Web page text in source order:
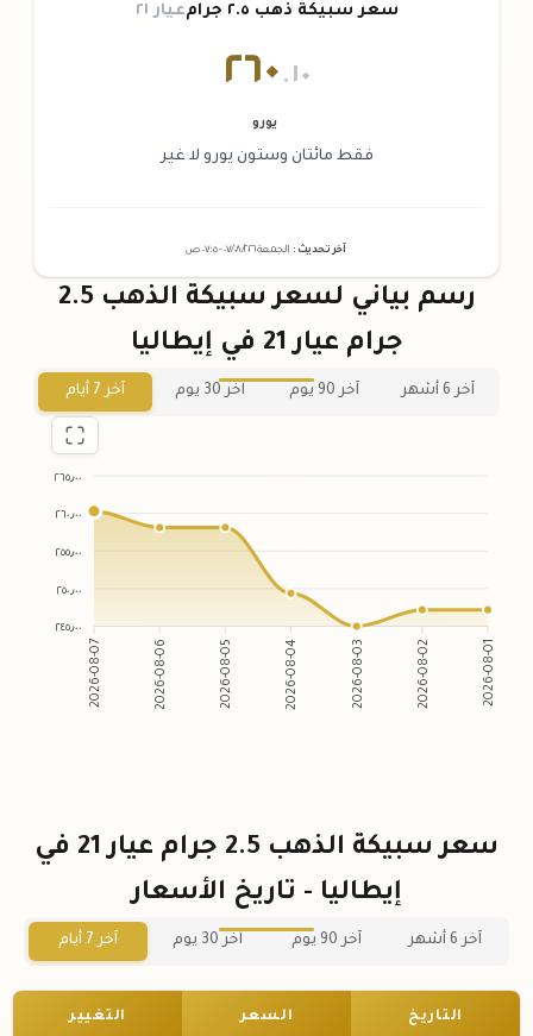
سعر سبيكة ذهب ٢.٥ جرام عيار ٢١
٢٦٠ .١٠
يورو
فقط مائتان وستون يورو لا غير
آخر تحديث : الجمعة ٠٧ /٠٨/٢٠٢٦ - ٠٧:٠٥ ص
رسم بياني لسعر سبيكة الذهب 2.5
جرام عيار 21 في إيطاليا
آخر 6 أشهر آخر 90 يوم آخر 30 يوم آخر 7 أيام
٢٦٥٫٠٠
٢٦٠٫٠٠
٢٥٥٫٠٠
٢٥٠٫٠٠
٢٤٥٫٠٠
2026-08-07 2026-08-06 2026-08-05 2026-08-04 2026-08-03 2026-08-02 2026-08-01
سعر سبيكة الذهب 2.5 جرام عيار 21 في
إيطاليا - تاريخ الأسعار
آخر 6 أشهر آخر 90 يوم آخر 30 يوم آخر 7 أيام
التاريخ السعر التغيير